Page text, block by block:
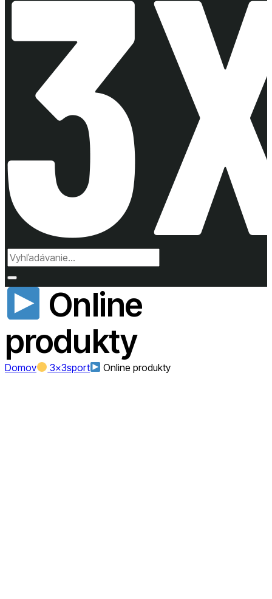
Online
produkty
Domov 3x3sport Online produkty